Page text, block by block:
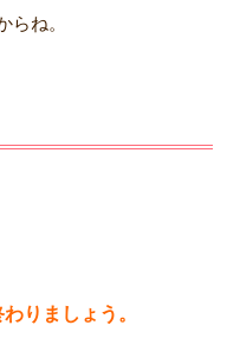
らね。
りましょう。